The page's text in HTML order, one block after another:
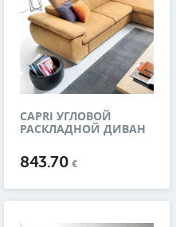
CAPRI УГЛОВОЙ
РАСКЛАДНОЙ ДИВАН
843.70€